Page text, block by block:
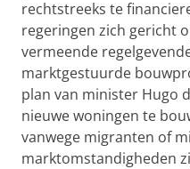
rechtstreeks te
regeringen zich gericht
vermeende
marktgestuurde
plan van minister Hugo
nieuwe woningen te
vanwege migranten of
marktomstandigheden